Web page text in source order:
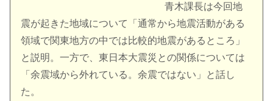
青木課長は今回地
震が起きた地域について「通常から地震活動がある
領域で関東地方の中では比較的地震があるところ」
と説明。一方で、東日本大震災との関係については
「余震域から外れている。余震ではない」と話し
た。